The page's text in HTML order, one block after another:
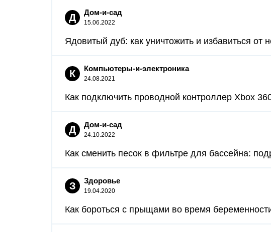
Д Дом-и-сад
15.06.2022
Ядовитый дуб: как уничтожить и избавиться от
К Компьютеры-и-электроника
24.08.2021
Как подключить проводной контроллер Xbox
Д Дом-и-сад
24.10.2022
Как сменить песок в фильтре для бассейна:
З Здоровье
19.04.2020
Как бороться с прыщами во время